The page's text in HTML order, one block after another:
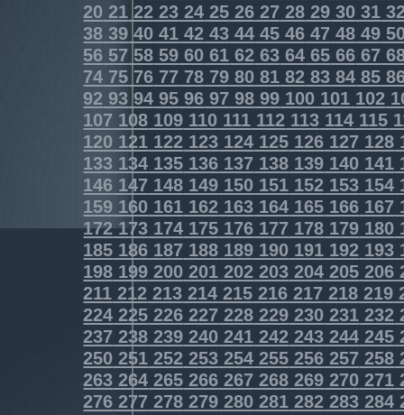
20 21 22 23 24 25 26 27 28 29 30 31
38 39 40 41 42 43 44 45 46 47 48 49
56 57 58 59 60 61 62 63 64 65 66 67
74 75 76 77 78 79 80 81 82 83 84 85
92 93 94 95 96 97 98 99 100 101 102
107 108 109 110 111 112 113 114 115
120 121 122 123 124 125 126 127 128
133 134 135 136 137 138 139 140 141
146 147 148 149 150 151 152 153 154
159 160 161 162 163 164 165 166 167
172173 174 175 176 177 178 179 180
185 186 187 188 189 190 191 192 193
198 199 200 201 202 203 204 205 206
211 212 213 214 215 216 217 218 219
224 225 226 227 228 229 230 231 232
237 238 239 240 241 242 243 244 245
250 251 252 253 254 255 256 257 258
263 264 265 266 267 268 269 270 271
276 277 278 279 280 281 282 283 284